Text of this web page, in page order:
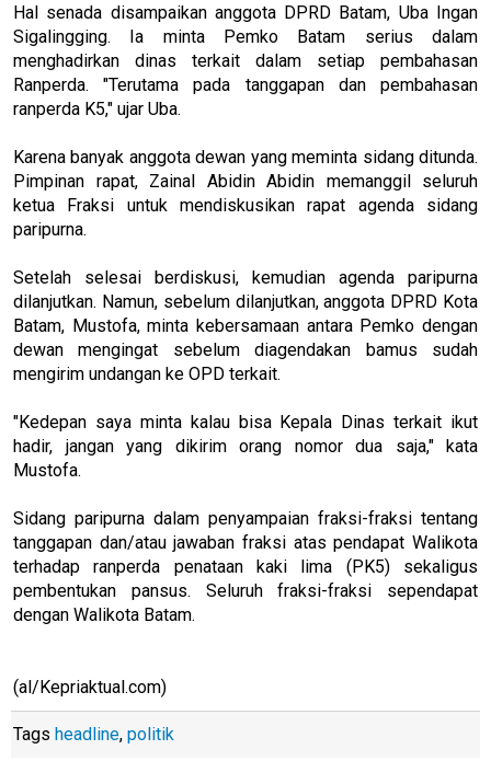
Hal senada disampaikan anggota DPRD Batam, Uba Ingan
Sigalingging. Ia minta Pemko Batam serius dalam
menghadirkan dinas terkait dalam setiap pembahasan
Ranperda. "Terutama pada tanggapan dan pembahasan
ranperda K5," ujar Uba.
Karena banyak anggota dewan yang meminta sidang ditunda.
Pimpinan rapat, Zainal Abidin Abidin memanggil seluruh
ketua Fraksi untuk mendiskusikan rapat agenda sidang
paripurna.
Setelah selesai berdiskusi, kemudian agenda paripurna
dilanjutkan. Namun, sebelum dilanjutkan, anggota DPRD Kota
Batam, Mustofa, minta kebersamaan antara Pemko dengan
dewan mengingat sebelum diagendakan bamus sudah
mengirim undangan ke OPD terkait.
"Kedepan saya minta kalau bisa Kepala Dinas terkait ikut
hadir, jangan yang dikirim orang nomor dua saja," kata
Mustofa.
Sidang paripurna dalam penyampaian fraksi-fraksi tentang
tanggapan dan/atau jawaban fraksi atas pendapat Walikota
terhadap ranperda penataan kaki lima (PK5) sekaligus
pembentukan pansus. Seluruh fraksi-fraksi sependapat
dengan Walikota Batam.
(al/Kepriaktual.com)
Tags headline, politik